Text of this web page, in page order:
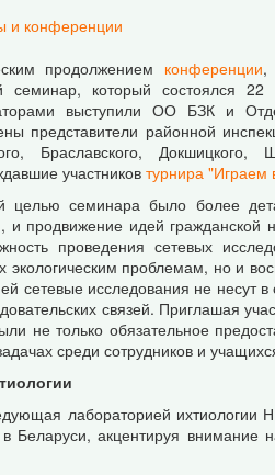
и конференции
продолжением конференции,
семинар, который состоялся
выступили ОО БЗК и
представители районной
Браславского,
участниковтурнира "Играем
целью семинара было более
и продвижение идей гражданской
проведения сетевых
проблемам, но и
сетевые исследования не
связей. Приглашая
не только обязательное
среди сотрудников и
лабораторией
в Беларуси, акцентируя